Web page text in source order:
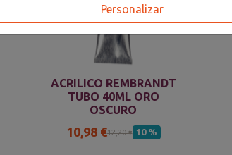
ACRILICO REMBRANDT
TUBO 40ML ORO
OSCURO
10,98 €12,20 € 10 %
Personalizar